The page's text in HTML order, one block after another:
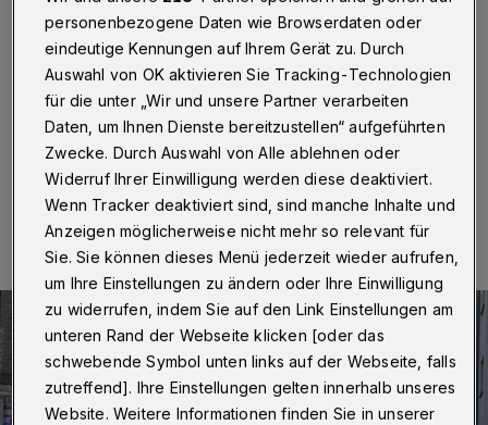
Wuppertal· Die Stadt Wuppertal hat inzwischen
sämtliche mit der Deutschen Umwelthilfe (DUH)
vereinbarten Tempo-40-Zonen eingerichtet.
Eine Minute Lesezeit
personenbezogene Daten wie Browserdaten oder
eindeutige Kennungen auf Ihrem Gerät zu. Durch
Auswahl von OK aktivieren Sie Tracking-Technologien
für die unter „Wir und unsere Partner verarbeiten
Daten, um Ihnen Dienste bereitzustellen“ aufgeführten
Zwecke. Durch Auswahl von Alle ablehnen oder
Widerruf Ihrer Einwilligung werden diese deaktiviert.
Wenn Tracker deaktiviert sind, sind manche Inhalte und
Anzeigen möglicherweise nicht mehr so relevant für
Sie. Sie können dieses Menü jederzeit wieder aufrufen,
um Ihre Einstellungen zu ändern oder Ihre Einwilligung
zu widerrufen, indem Sie auf den Link Einstellungen am
unteren Rand der Webseite klicken [oder das
schwebende Symbol unten links auf der Webseite, falls
zutreffend]. Ihre Einstellungen gelten innerhalb unseres
Website. Weitere Informationen finden Sie in unserer